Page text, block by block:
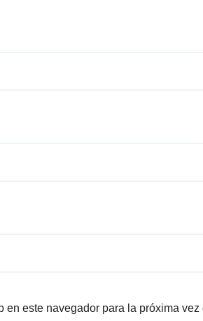
este navegador para la próxima vez